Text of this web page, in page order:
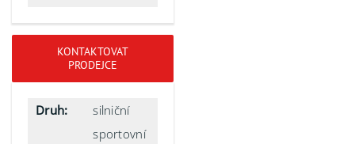
KONTAKTOVAT
PRODEJCE
Druh:
silniční
sportovní